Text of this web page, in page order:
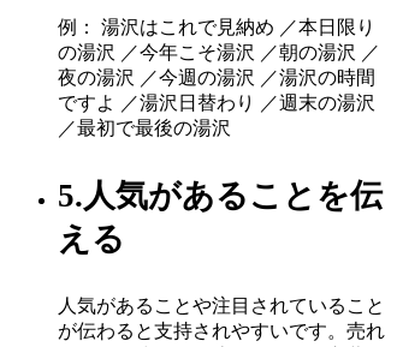
例： 湯沢はこれで見納め ／本日限り
の湯沢 ／今年こそ湯沢 ／朝の湯沢 ／
夜の湯沢 ／今週の湯沢 ／湯沢の時間
ですよ ／湯沢日替わり ／週末の湯沢
／最初で最後の湯沢
5.人気があることを伝
える
人気があることや注目されていること
が伝わると支持されやすいです。売れ